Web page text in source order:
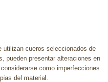
utilizan cueros seleccionados de
pueden presentar alteraciones en
como imperfecciones
del material.